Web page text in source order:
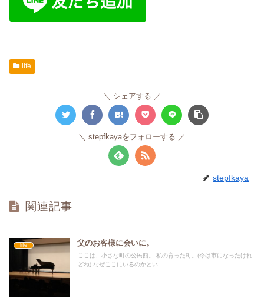
life
シェアする
stepfkayaをフォローする
stepfkaya
関連記事
life 父のお客様に会いに。
ここは、小さな町の公民館。 私の育った町。(今は市になったけれ
どね) なぜここにいるのかとい...